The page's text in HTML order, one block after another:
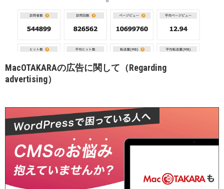
MacOTAKARAの広告に関して（Regarding
advertising）